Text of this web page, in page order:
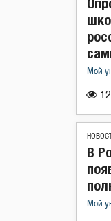
Мой
В
Мой